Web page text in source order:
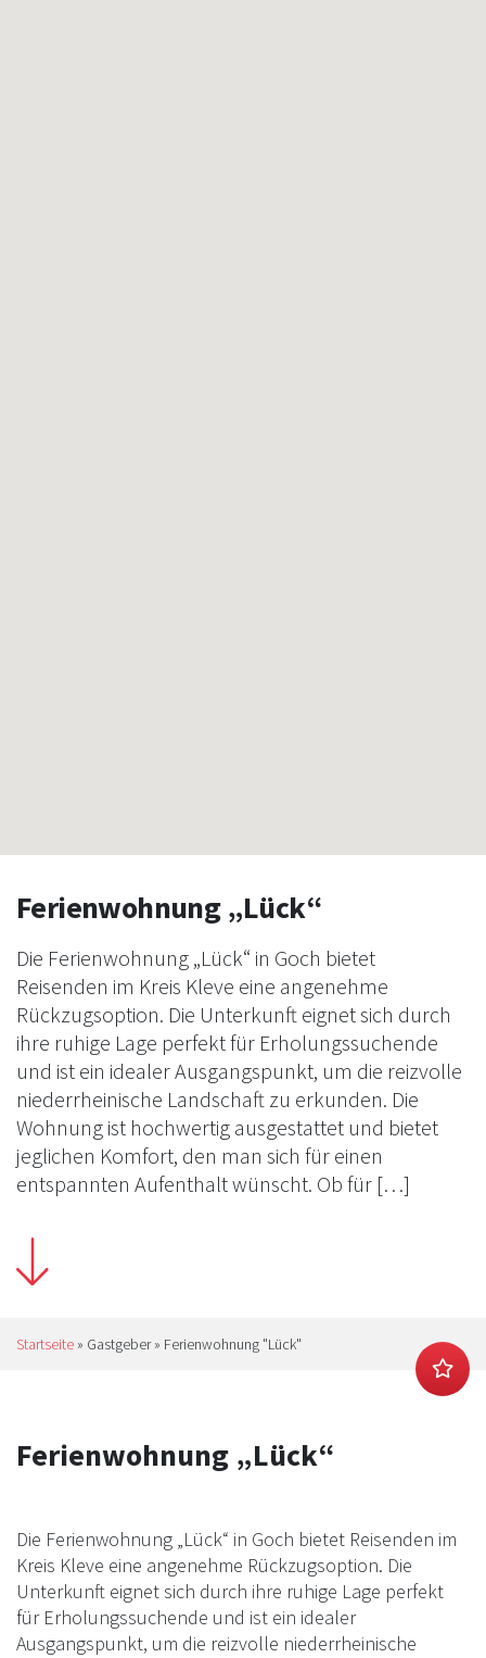
Ferienwohnung „Lück“
Die Ferienwohnung „Lück“ in Goch bietet
Reisenden im Kreis Kleve eine angenehme
Rückzugsoption. Die Unterkunft eignet sich durch
ihre ruhige Lage perfekt für Erholungssuchende
und ist ein idealer Ausgangspunkt, um die reizvolle
niederrheinische Landschaft zu erkunden. Die
Wohnung ist hochwertig ausgestattet und bietet
jeglichen Komfort, den man sich für einen
entspannten Aufenthalt wünscht. Ob für […]
Startseite » Gastgeber» Ferienwohnung "Lück"
Ferienwohnung „Lück“
Die Ferienwohnung „Lück“ in Goch bietet Reisenden im
Kreis Kleve eine angenehme Rückzugsoption. Die
Unterkunft eignet sich durch ihre ruhige Lage perfekt
für Erholungssuchende und ist ein idealer
Ausgangspunkt, um die reizvolle niederrheinische